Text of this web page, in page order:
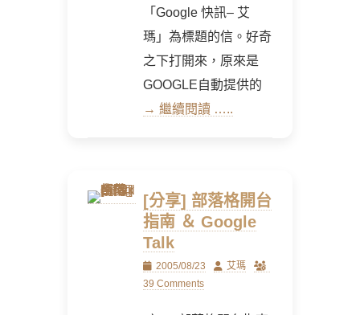
「Google 快訊– 艾
瑪」為標題的信。好奇
之下打開來，原來是
GOOGLE自動提供的
→ 繼續閱讀 …..
[分享] 部落格開台
指南 ＆ Google
Talk
Posted
on
2005/08/23 Author
艾瑪
39 Comments